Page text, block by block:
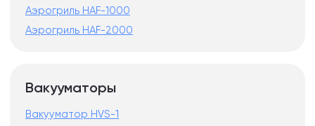
Аэрогриль HAF-1000
Аэрогриль HAF-2000
Вакууматоры
Вакууматор HVS-1